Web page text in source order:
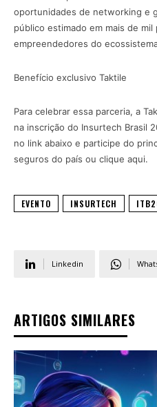
oportunidades de networking e
público estimado em mais de mil
empreendedores do
Benefício exclusivo Taktile
Para celebrar essa parceria, a
na inscrição do Insurtech Brasil
no link abaixo e participe do
seguros do país ou clique aqui.
EVENTO INSURTECH
Linkedin
ARTIGOS SIMILARES